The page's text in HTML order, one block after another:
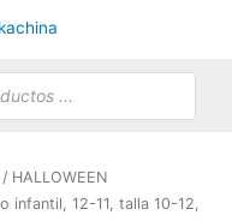
/ HALLOWEEN
infantil, 12-11, talla 10-12,